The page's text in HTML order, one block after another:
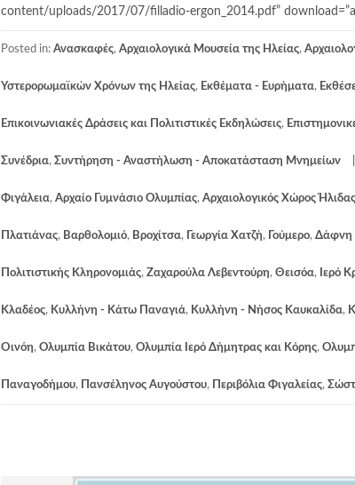
content/uploads/2017/07/filladio-ergon_2014.pdf”
Posted in: Ανασκαφές, Αρχαιολογικά Μουσεία της Ηλείας,
Υστερορωμαϊκών Χρόνων της Ηλείας, Εκθέματα - Ευρήματα,
Επικοινωνιακές Δράσεις και Πολιτιστικές Εκδηλώσεις,
Συνέδρια, Συντήρηση - Αναστήλωση - Αποκατάσταση Μνημείων
Φιγάλεια, Αρχαίο Γυμνάσιο Ολυμπίας, Αρχαιολογικός Χώρος Ήλιδας
Πλατιάνας, Βαρθολομιό, Βροχίτσα, Γεωργία Χατζή, Γούμερο, Δάφνη
Πολιτιστικής Κληρονομιάς, Ζαχαρούλα Λεβεντούρη, Θεισόα, Ιερό
Κλαδέος, Κυλλήνη - Κάτω Παναγιά, Κυλλήνη - Νήσος Καυκαλίδα,
Οινόη, Ολυμπία Βικάτου, Ολυμπία Ιερό Δήμητρας και Κόρης,
Παναγοδήμου, Πανσέληνος Αυγούστου, Περιβόλια Φιγαλείας,